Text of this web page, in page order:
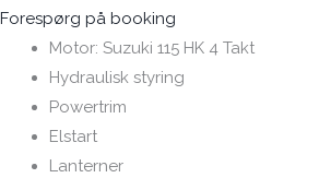
Forespørg på booking
Motor: Suzuki 115 HK 4 Takt
Hydraulisk styring
Powertrim
Elstart
Lanterner